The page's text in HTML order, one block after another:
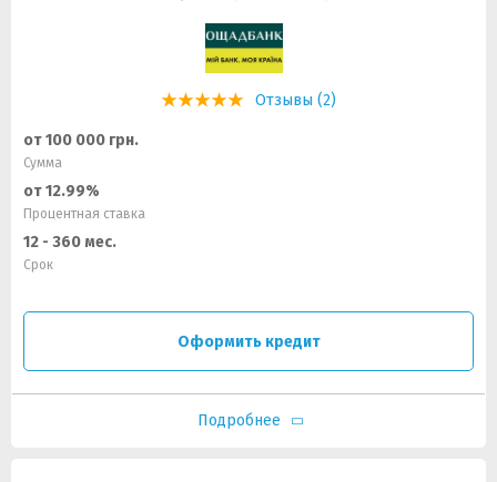
Отзывы (2)
от 100 000 грн.
Сумма
от 12.99%
Процентная ставка
12 - 360 мес.
Срок
Оформить кредит
Подробнее